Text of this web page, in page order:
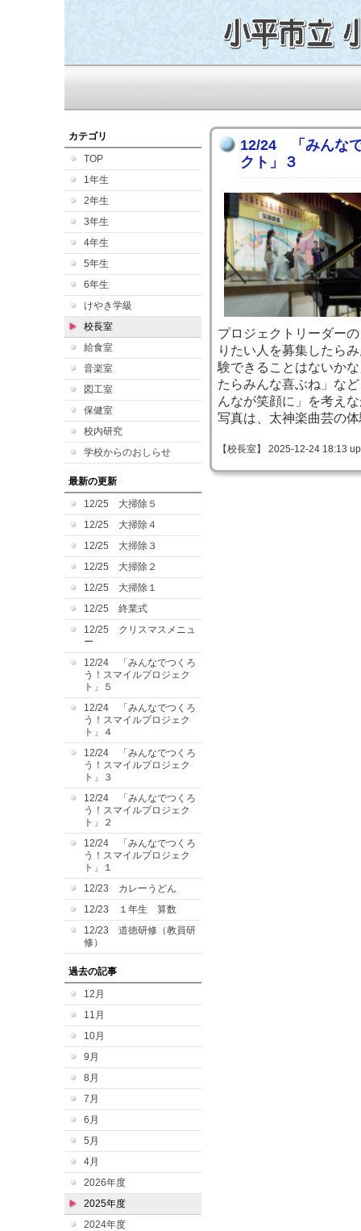
カテゴリ
TOP
1年生
2年生
3年生
4年生
5年生
6年生
けやき学級
校長室
給食室
音楽室
図工室
保健室
校内研究
学校からのおしらせ
最新の更新
12/25 大掃除５
12/25 大掃除４
12/25 大掃除３
12/25 大掃除２
12/25 大掃除１
12/25 終業式
12/25 クリスマスメニュ
ー
12/24 「みんなでつくろ
う！スマイルプロジェク
ト」５
12/24 「みんなでつくろ
う！スマイルプロジェク
ト」４
12/24 「みんなでつくろ
う！スマイルプロジェク
ト」３
12/24 「みんなでつくろ
う！スマイルプロジェク
ト」２
12/24 「みんなでつくろ
う！スマイルプロジェク
ト」１
12/23 カレーうどん
12/23 １年生 算数
12/23 道徳研修（教員研
修）
過去の記事
12月
11月
10月
9月
8月
7月
6月
5月
4月
2026年度
2025年度
2024年度
12/24 「みんな
クト」３
プロジェクトリーダー
りたい人を募集したら
験できることはないか
たらみんな喜ぶね」な
んなが笑顔に」を考え
写真は、太神楽曲芸の
【校長室】 2025-12-24 18:13